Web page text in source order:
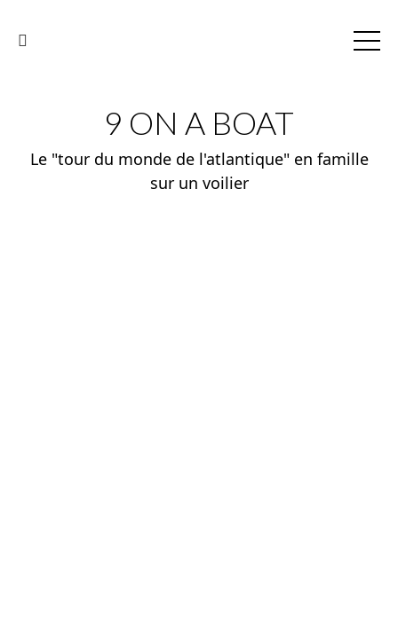
9 ON A BOAT
Le "tour du monde de l'atlantique" en famille
sur un voilier